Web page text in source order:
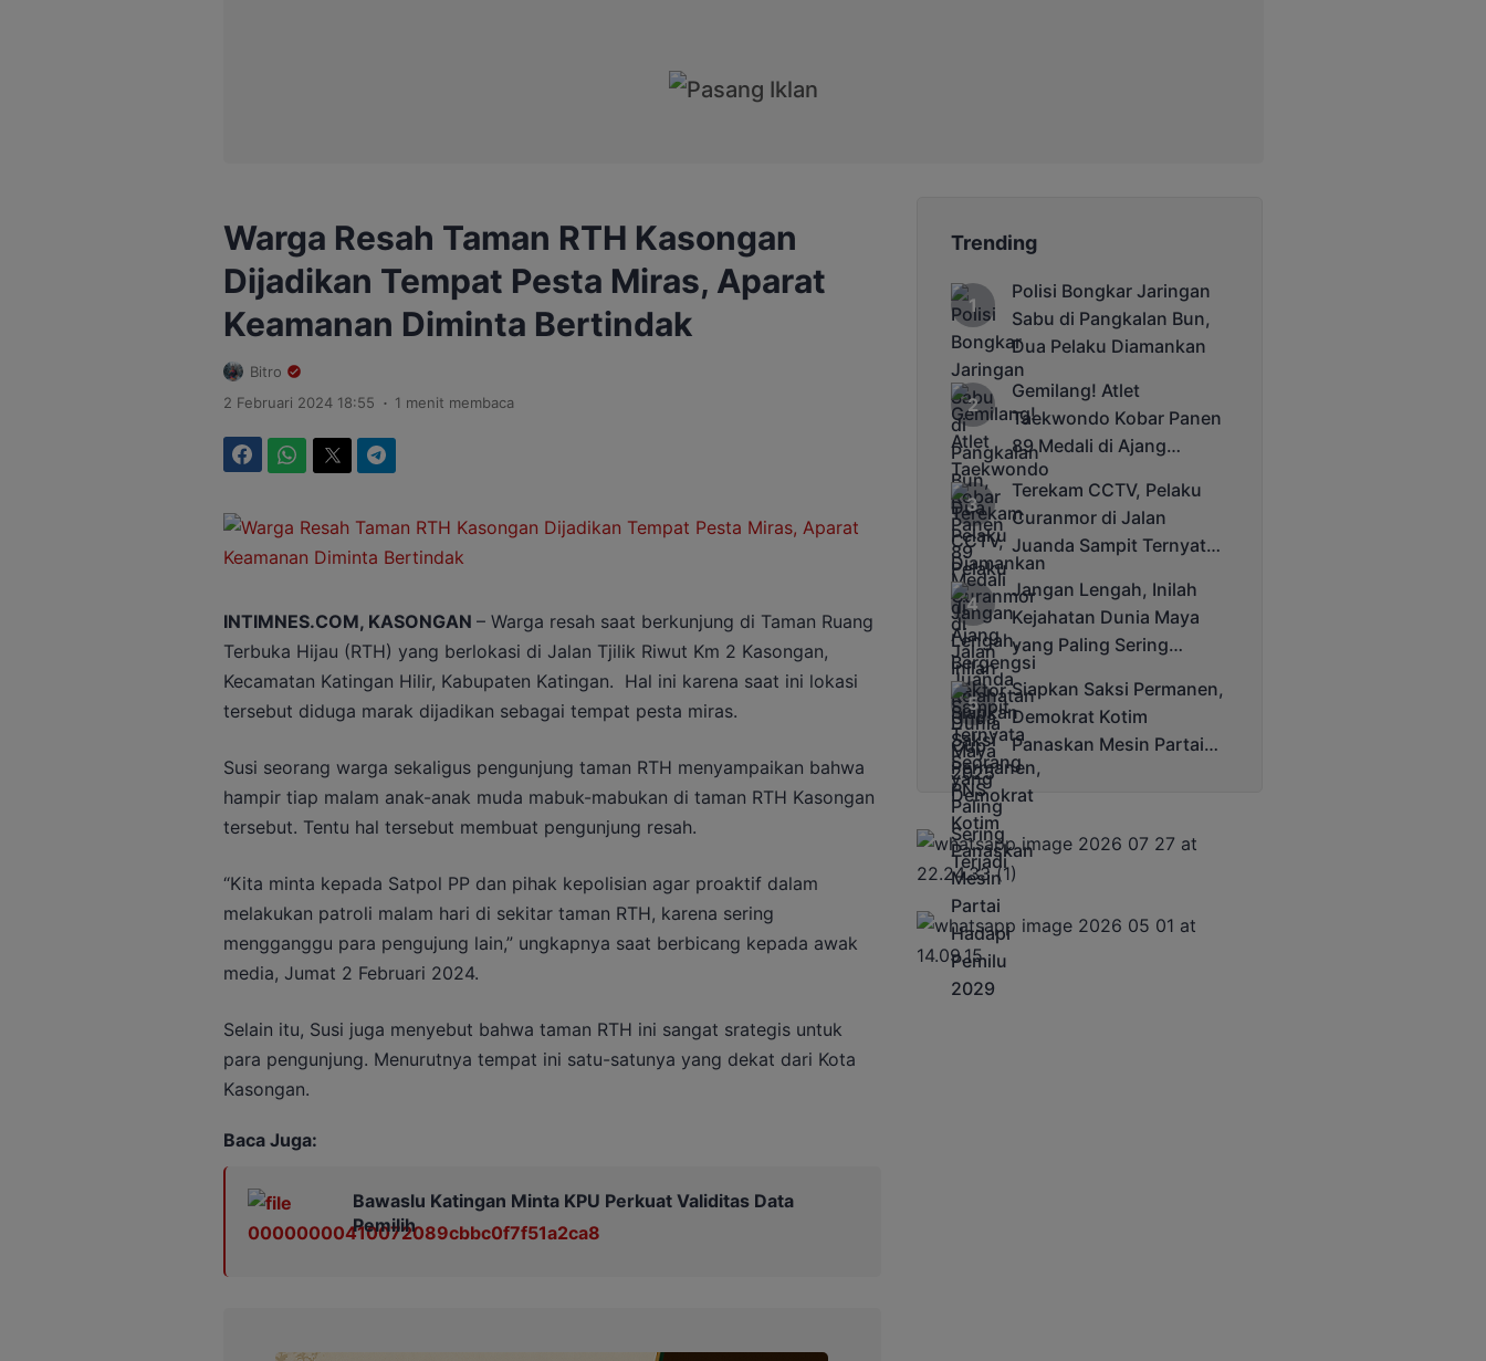
Warga Resah Taman RTH Kasongan
Dijadikan Tempat Pesta Miras, Aparat
Keamanan Diminta Bertindak
Bitro
2 Februari 2024 18:55 . 1 menit membaca
INTIMNES.COM, KASONGAN – Warga resah saat berkunjung di Taman Ruang
Terbuka Hijau (RTH) yang berlokasi di Jalan Tjilik Riwut Km 2 Kasongan,
Kecamatan Katingan Hilir, Kabupaten Katingan. Hal ini karena saat ini lokasi
tersebut diduga marak dijadikan sebagai tempat pesta miras.
Susi seorang warga sekaligus pengunjung taman RTH menyampaikan bahwa
hampir tiap malam anak-anak muda mabuk-mabukan di taman RTH Kasongan
tersebut. Tentu hal tersebut membuat pengunjung resah.
“Kita minta kepada Satpol PP dan pihak kepolisian agar proaktif dalam
melakukan patroli malam hari di sekitar taman RTH, karena sering
mengganggu para pengujung lain,” ungkapnya saat berbicang kepada awak
media, Jumat 2 Februari 2024.
Selain itu, Susi juga menyebut bahwa taman RTH ini sangat srategis untuk
para pengunjung. Menurutnya tempat ini satu-satunya yang dekat dari Kota
Kasongan.
Baca Juga:
Bawaslu Katingan Minta KPU Perkuat Validitas Data
Pemilih
Trending
Polisi Bongkar Jaringan
Sabu di Pangkalan Bun,
Dua Pelaku Diamankan
Gemilang! Atlet
Taekwondo Kobar Panen
89 Medali di Ajang
Bergengsi Rektor Unda
Cup 2025
Terekam CCTV, Pelaku
Curanmor di Jalan
Juanda Sampit Ternyata
Seorang PNS
Jangan Lengah, Inilah
Kejahatan Dunia Maya
yang Paling Sering
Terjadi
Siapkan Saksi Permanen,
Demokrat Kotim
Panaskan Mesin Partai
Hadapi Pemilu 2029